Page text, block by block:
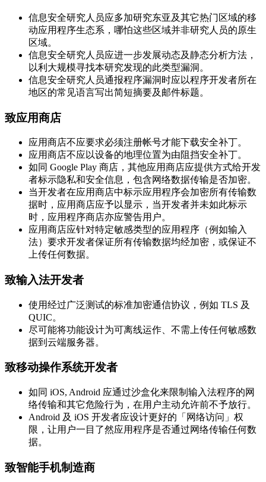
信息安全研究人员应多加研究东亚及其它热门区域的移
动应用程序生态系，哪怕这些区域并非研究人员的原生
区域。
信息安全研究人员应进一步发展动态及静态分析方法，
以利大规模寻找本研究发现的此类型漏洞。
信息安全研究人员通报程序漏洞时应以程序开发者所在
地区的常见语言写出简短摘要及邮件标题。
致应用商店
应用商店不应要求必须注册帐号才能下载安全补丁。
应用商店不应以设备的地理位置为由阻挡安全补丁。
如同 Google Play 商店，其他应用商店应提供方式给开发
者标示隐私和安全信息，包含网络数据传输是否加密。
当开发者在应用商店中标示应用程序会加密所有传输数
据时，应用商店应予以显示，当开发者并未如此标示
时，应用程序商店亦应警告用户。
应用商店应针对特定敏感类型的应用程序（例如输入
法）要求开发者保证所有传输数据均经加密，或保证不
上传任何数据。
致输入法开发者
使用经过广泛测试的标准加密通信协议，例如 TLS 及
QUIC。
尽可能将功能设计为可离线运作、不需上传任何敏感数
据到云端服务器。
致移动操作系统开发者
如同 iOS, Android 应通过沙盒化来限制输入法程序的网
络传输和其它危险行为，在用户主动允许前不予放行。
Android 及 iOS 开发者应设计更好的「网络访问」权
限，让用户一目了然应用程序是否通过网络传输任何数
据。
致智能手机制造商